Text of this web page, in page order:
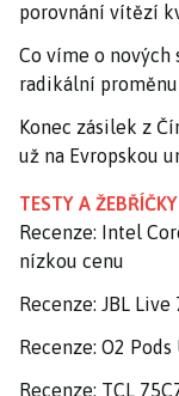
porovnání vítězí
Co víme o nových
radikální
Konec zásilek z
už na Evropskou
TESTY A ŽEBŘÍČKY
Recenze: Intel
nízkou cenu
Recenze: JBL
Recenze: O2
Recenze: TCL